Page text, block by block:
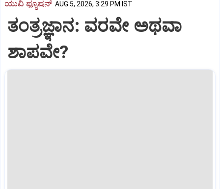
ಯುವಿ ಫ್ಯೂಷನ್ AUG 5, 2026, 3:29 PM IST
ತಂತ್ರಜ್ಞಾನ: ವರವೇ ಅಥವಾ
ಶಾಪವೇ?